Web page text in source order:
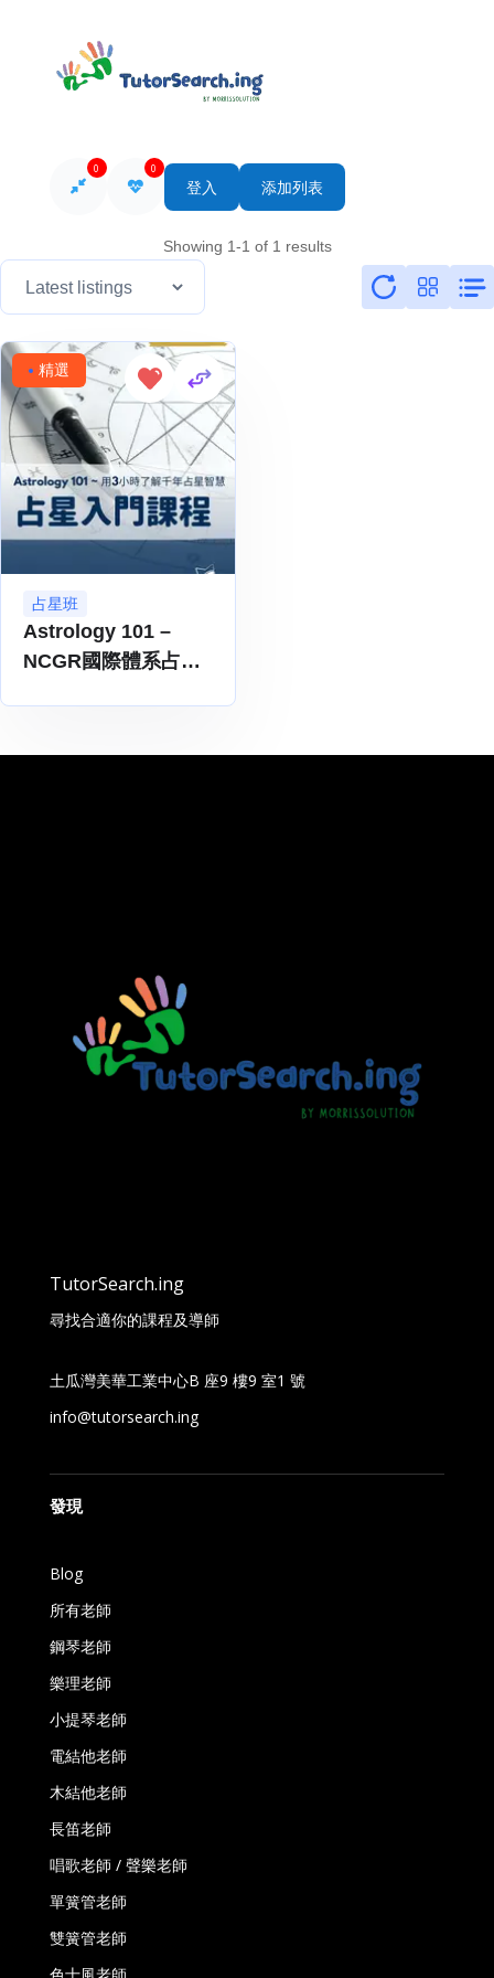
0 0
登入 添加列表
Showing 1-1 of 1 results
精選
占星班
Astrology 101 –
NCGR國際體系占星
TutorSearch.ing
尋找合適你的課程及導師
土瓜灣美華工業中心B 座9 樓9 室1 號
info@tutorsearch.ing
發現
Blog
所有老師
鋼琴老師
樂理老師
小提琴老師
電結他老師
木結他老師
長笛老師
唱歌老師 / 聲樂老師
單簧管老師
雙簧管老師